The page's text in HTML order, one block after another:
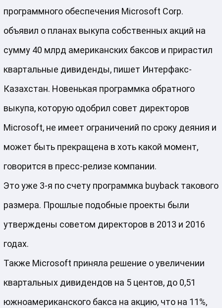
программного обеспечения Microsoft Corp.
объявил о планах выкупа собственных акций на
сумму 40 млрд американских баксов и прирастил
квартальные дивиденды, пишет Интерфакс-
Казахстан. Новенькая программка обратного
выкупа, которую одобрил совет директоров
Microsoft, не имеет ограничений по сроку деяния и
может быть прекращена в хоть какой момент,
говорится в пресс-релизе компании.
Это уже 3-я по счету программка buyback такового
размера. Прошлые подобные проекты были
утверждены советом директоров в 2013 и 2016
годах.
Также Microsoft приняла решение о увеличении
квартальных дивидендов на 5 центов, до 0,51
южноамериканского бакса на акцию, что на 11%,